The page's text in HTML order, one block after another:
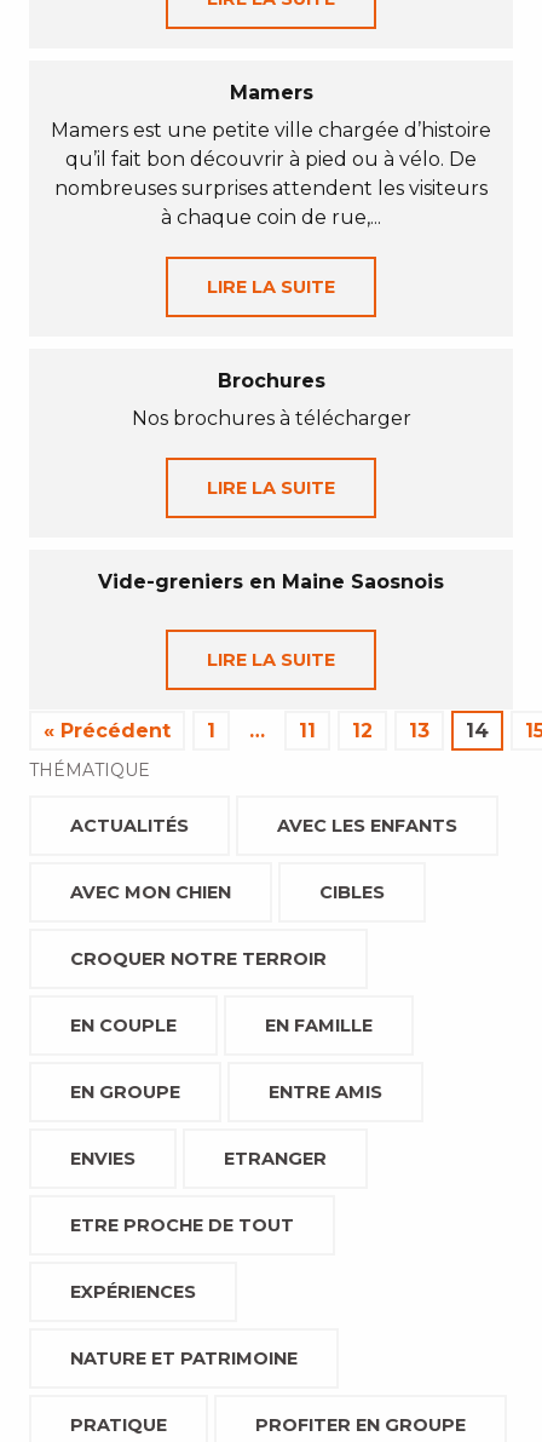
Mamers
Mamers est une petite ville chargée d’histoire
qu’il fait bon découvrir à pied ou à vélo. De
nombreuses surprises attendent les visiteurs
à chaque coin de rue,...
LIRE LA SUITE
Brochures
Nos brochures à télécharger
LIRE LA SUITE
Vide-greniers en Maine Saosnois
LIRE LA SUITE
« Précédent 1 … 11 12 13 14
THÉMATIQUE
ACTUALITÉS AVEC LES ENFANTS
AVEC MON CHIEN CIBLES
CROQUER NOTRE TERROIR
EN COUPLE EN FAMILLE
EN GROUPE ENTRE AMIS
ENVIES ETRANGER
ETRE PROCHE DE TOUT
EXPÉRIENCES
NATURE ET PATRIMOINE
PRATIQUE PROFITER EN GROUPE